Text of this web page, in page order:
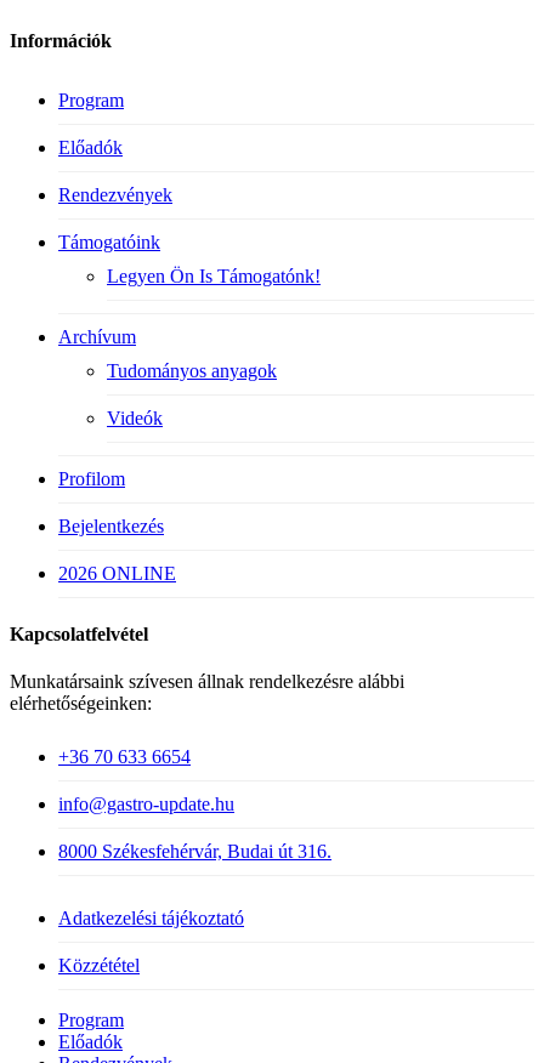
Információk
Program
Előadók
Rendezvények
Támogatóink
Legyen Ön Is Támogatónk!
Archívum
Tudományos anyagok
Videók
Profilom
Bejelentkezés
2026 ONLINE
Kapcsolatfelvétel
Munkatársaink szívesen állnak rendelkezésre alábbi
elérhetőségeinken:
+36 70 633 6654
info@gastro-update.hu
8000 Székesfehérvár, Budai út 316.
Adatkezelési tájékoztató
Közzététel
Close
Menu
Program
Előadók